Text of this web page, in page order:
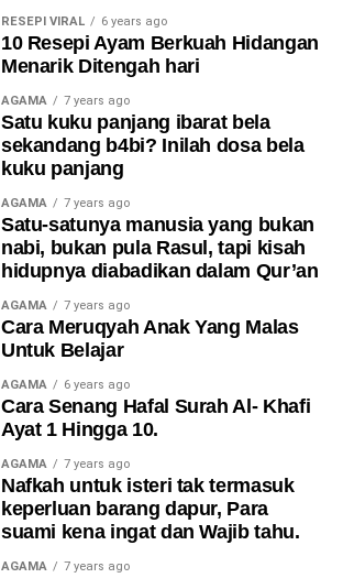
RESEPI VIRAL 6 years ago
10 Resepi Ayam Berkuah Hidangan
Menarik Ditengah hari
AGAMA 7 years ago
Satu kuku panjang ibarat bela
sekandang b4bi? Inilah dosa bela
kuku panjang
AGAMA 7 years ago
Satu-satunya manusia yang bukan
nabi, bukan pula Rasul, tapi kisah
hidupnya diabadikan dalam Qur’an
AGAMA 7 years ago
Cara Meruqyah Anak Yang Malas
Untuk Belajar
AGAMA 6 years ago
Cara Senang Hafal Surah Al- Khafi
Ayat 1 Hingga 10.
AGAMA 7 years ago
Nafkah untuk isteri tak termasuk
keperluan barang dapur, Para
suami kena ingat dan Wajib tahu.
AGAMA 7 years ago